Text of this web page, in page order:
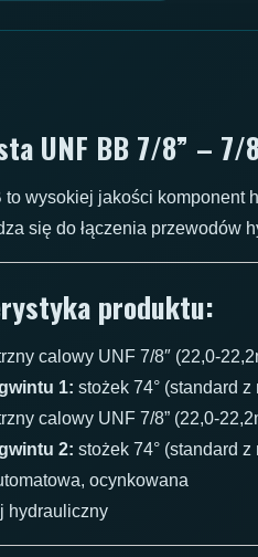
UNF BB 7/8” – 7/
to wysokiej jakości
się do łączenia przewodów
produktu:
calowy UNF 7/8″ (22,0-
1: stożek 74° (standard
calowy UNF 7/8” (22,0-
2: stożek 74° (standard
ocynkowana
hydrauliczny